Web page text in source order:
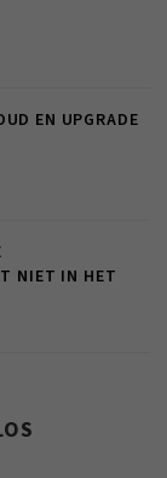
EN UPGRADE
NIET IN HET